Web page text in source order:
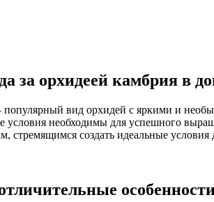
за орхидеей камбрия в
вид орхидей с яркими и
условия необходимы для успешного
стремящимся создать идеальные условия